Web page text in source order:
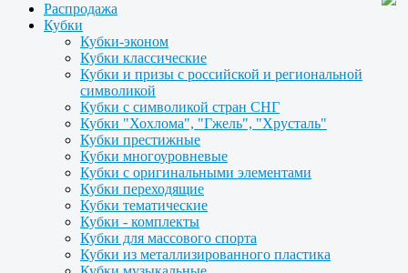
Распродажа
Кубки
Кубки-эконом
Кубки классические
Кубки и призы с российской и региональной
символикой
Кубки с символикой стран СНГ
Кубки "Хохлома", "Гжель", "Хрусталь"
Кубки престижные
Кубки многоуровневые
Кубки с оригинальными элементами
Кубки переходящие
Кубки тематические
Кубки - комплекты
Кубки для массового спорта
Кубки из металлизированного пластика